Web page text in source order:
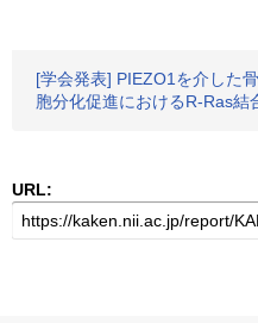
[学会発表] PIEZO1を介した
胞分化促進におけるR-Ras結
URL: